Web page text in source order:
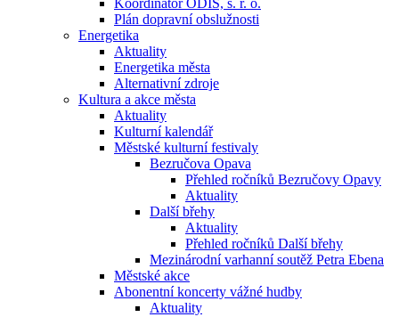
Koordinátor ODIS, s. r. o.
Plán dopravní obslužnosti
Energetika
Aktuality
Energetika města
Alternativní zdroje
Kultura a akce města
Aktuality
Kulturní kalendář
Městské kulturní festivaly
Bezručova Opava
Přehled ročníků Bezručovy Opavy
Aktuality
Další břehy
Aktuality
Přehled ročníků Další břehy
Mezinárodní varhanní soutěž Petra Ebena
Městské akce
Abonentní koncerty vážné hudby
Aktuality